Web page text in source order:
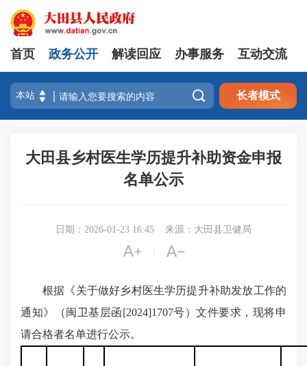
首页 政务公开 解读回应 办事服务 互动交流
 长者模式
大田县乡村医生学历提升补助资金申报
名单公示
日期：2026-01-23 16:45 来源：大田县卫健局
 
根据《关于做好乡村医生学历提升补助发放工作的
通知》（闽卫基层函[2024]1707号）文件要求，现将申
请合格者名单进行公示。